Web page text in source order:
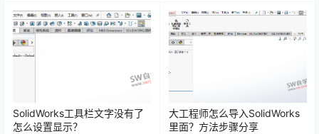
SolidWorks工具栏文字没有了
怎么设置显示？
大工程师怎么导入SolidWorks
里面？方法步骤分享